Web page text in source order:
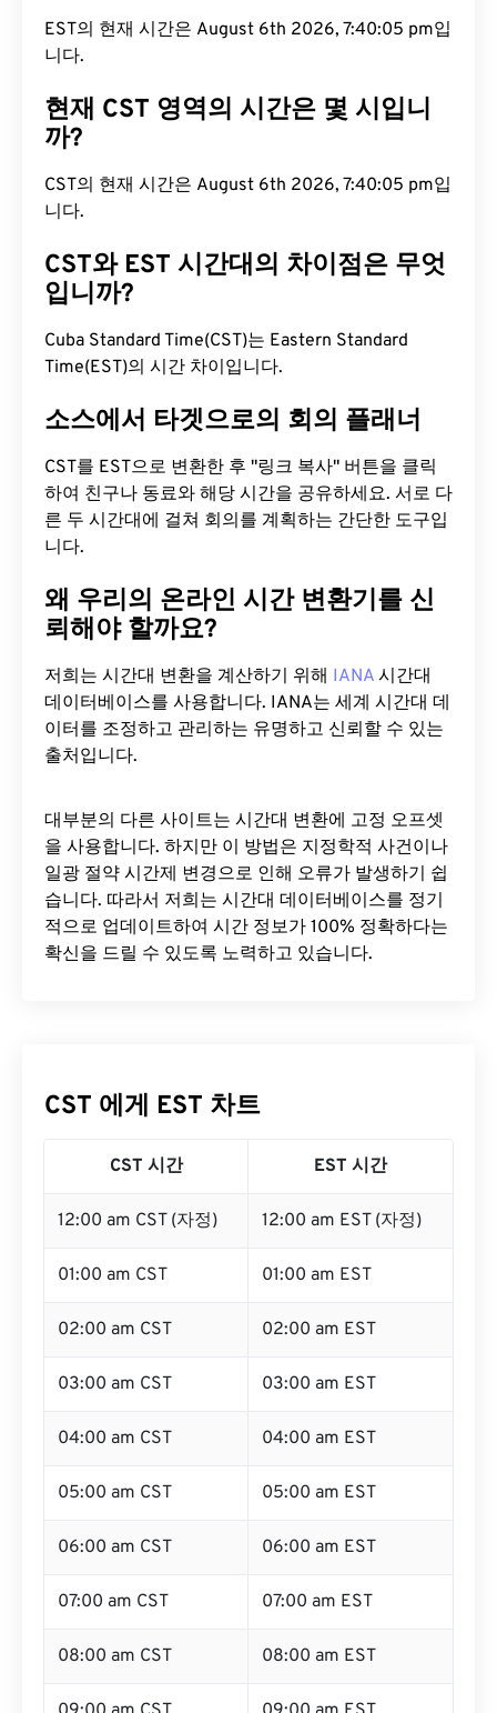
EST의 현재 시간은 August 6th 2026, 7:40:06 pm입
니다.
현재 CST 영역의 시간은 몇 시입니
까?
CST의 현재 시간은 August 6th 2026, 7:40:06 pm입
니다.
CST와 EST 시간대의 차이점은 무엇
입니까?
Cuba Standard Time(CST)는 Eastern Standard
Time(EST)의 시간 차이입니다.
소스에서 타겟으로의 회의 플래너
CST를 EST으로 변환한 후 "링크 복사" 버튼을 클릭
하여 친구나 동료와 해당 시간을 공유하세요. 서로 다
른 두 시간대에 걸쳐 회의를 계획하는 간단한 도구입
니다.
왜 우리의 온라인 시간 변환기를 신
뢰해야 할까요?
저희는 시간대 변환을 계산하기 위해 IANA 시간대
데이터베이스를 사용합니다. IANA는 세계 시간대 데
이터를 조정하고 관리하는 유명하고 신뢰할 수 있는
출처입니다.
대부분의 다른 사이트는 시간대 변환에 ​​고정 오프셋
을 사용합니다. 하지만 이 방법은 지정학적 사건이나
일광 절약 시간제 변경으로 인해 오류가 발생하기 쉽
습니다. 따라서 저희는 시간대 데이터베이스를 정기
적으로 업데이트하여 시간 정보가 100% 정확하다는
확신을 드릴 수 있도록 노력하고 있습니다.
CST 에게 EST 차트
CST 시간 EST 시간
12:00 am CST (자정) 12:00 am EST (자정)
01:00 am CST 01:00 am EST
02:00 am CST 02:00 am EST
03:00 am CST 03:00 am EST
04:00 am CST 04:00 am EST
05:00 am CST 05:00 am EST
06:00 am CST 06:00 am EST
07:00 am CST 07:00 am EST
08:00 am CST 08:00 am EST